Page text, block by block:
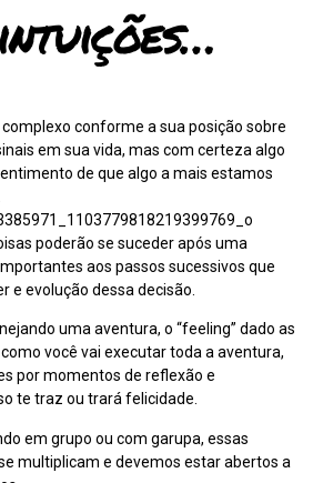
conforme a sua posição sobre
em sua vida, mas com certeza algo
de que algo a mais estamos
poderão se suceder após uma
aos passos sucessivos que
e evolução dessa decisão.
uma aventura, o “feeling” dado as
você vai executar toda a aventura,
por momentos de reflexão e
te traz ou trará felicidade.
em grupo ou com garupa, essas
multiplicam e devemos estar abertos a